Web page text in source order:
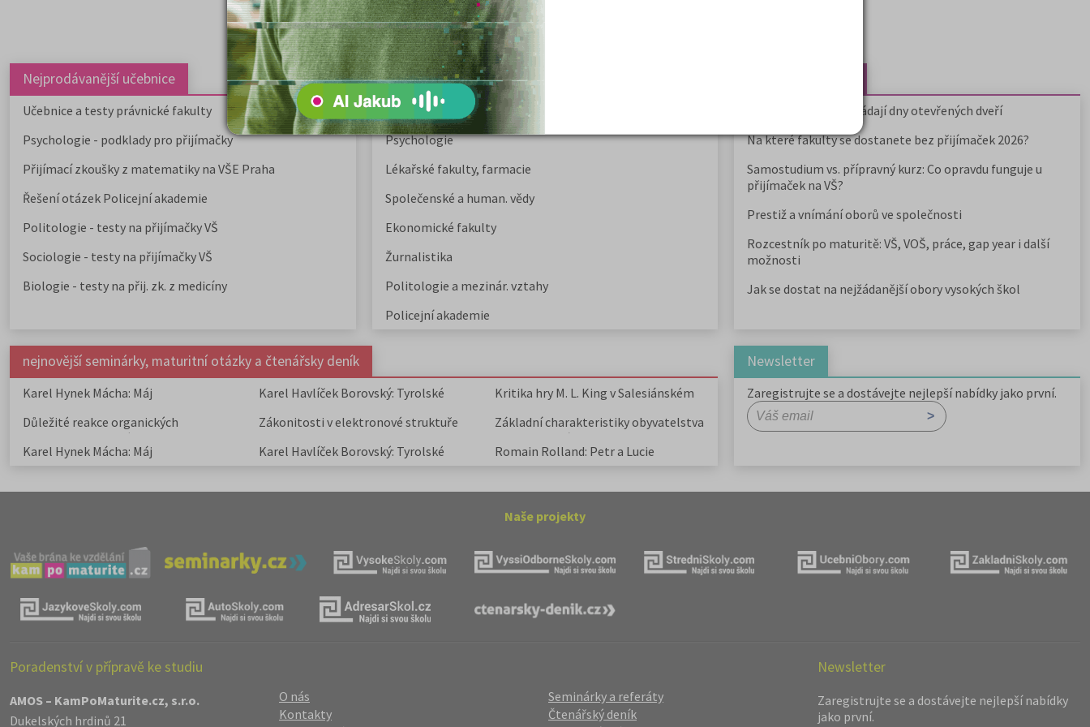
Nejprodávanější učebnice
Učebnice a testy právnické fakulty
Psychologie - podklady pro přijímačky
Přijímací zkoušky z matematiky na VŠE Praha
Řešení otázek Policejní akademie
Politologie - testy na přijímačky VŠ
Sociologie - testy na přijímačky VŠ
Biologie - testy na přij. zk. z medicíny
Nejžádanější kurzy
Právnické fakulty
Psychologie
Lékařské fakulty, farmacie
Společenské a human. vědy
Ekonomické fakulty
Žurnalistika
Politologie a mezinár. vztahy
Policejní akademie
Kdy vysoké školy pořádají dny otevřených dveří
Na které fakulty se dostanete bez přijímaček 2026?
Samostudium vs. přípravný kurz: Co opravdu funguje u
přijímaček na VŠ?
Prestiž a vnímání oborů ve společnosti
Rozcestník po maturitě: VŠ, VOŠ, práce, gap year i další
možnosti
Jak se dostat na nejžádanější obory vysokých škol
nejnovější seminárky, maturitní otázky a čtenářsky deník
Karel Hynek Mácha: Máj
Karel Havlíček Borovský: Tyrolské
Kritika hry M. L. King v Salesiánském
Důležité reakce organických
sloučenin a jejich význam
Zákonitosti v elektronové struktuře
Základní charakteristiky obyvatelstva
a geografie sídel
Karel Hynek Mácha: Máj
Karel Havlíček Borovský: Tyrolské
Romain Rolland: Petr a Lucie
Newsletter
Zaregistrujte se a dostávejte nejlepší nabídky jako první.
Naše projekty
Poradenství v přípravě ke studiu
AMOS – KamPoMaturite.cz, s.r.o.
Dukelských hrdinů 21
O nás
Kontakty
Seminárky a referáty
Čtenářský deník
Newsletter
Zaregistrujte se a dostávejte nejlepší nabídky
jako první.